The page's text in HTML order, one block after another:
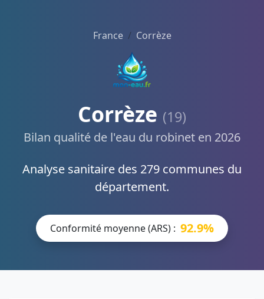
France Corrèze
Corrèze (19)
Bilan qualité de l'eau du robinet en 2026
Analyse sanitaire des 279 communes du
département.
Conformité moyenne (ARS) : 92.9%